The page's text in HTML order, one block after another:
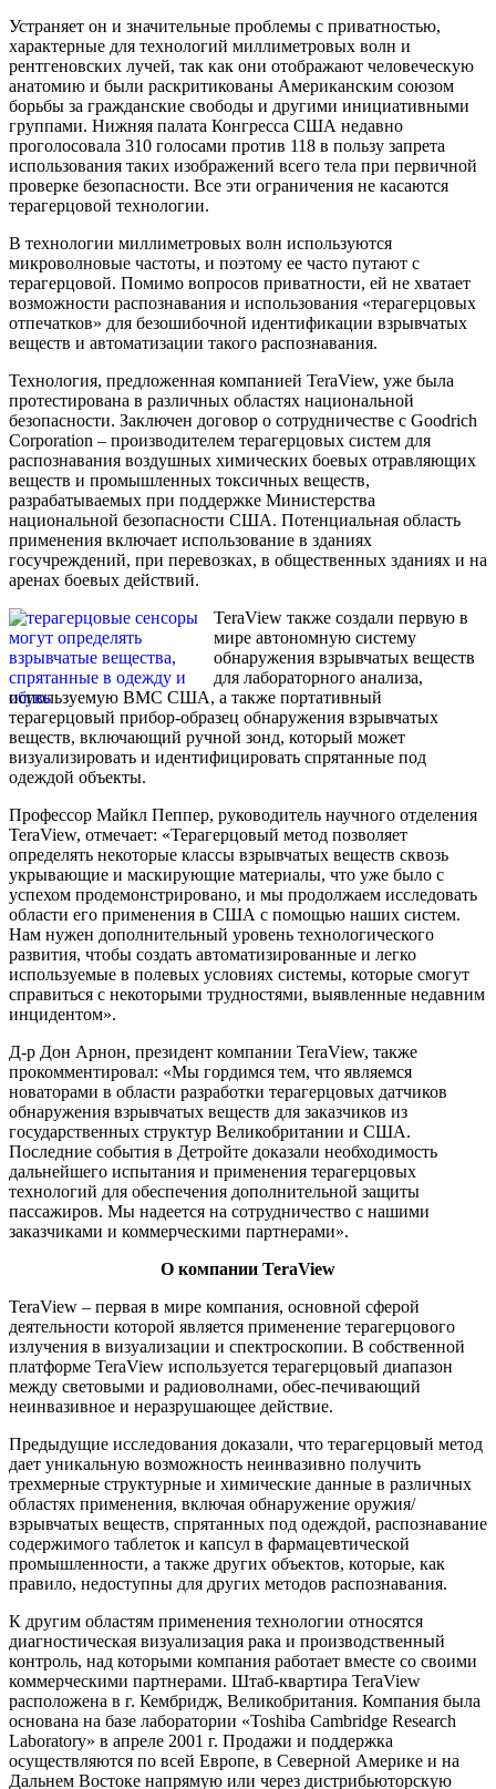
Устраняет он и значительные проблемы с приватностью,
характерные для технологий миллиметровых волн и
рентгеновских лучей, так как они отображают человеческую
анатомию и были раскритикованы Американским союзом
борьбы за гражданские свободы и другими инициативными
группами. Нижняя палата Конгресса США недавно
проголосовала 310 голосами против 118 в пользу запрета
использования таких изображений всего тела при первичной
проверке безопасности. Все эти ограничения не касаются
терагерцовой технологии.
В технологии миллиметровых волн используются
микроволновые частоты, и поэтому ее часто путают с
терагерцовой. Помимо вопросов приватности, ей не хватает
возможности распознавания и использования «терагерцовых
отпечатков» для безошибочной идентификации взрывчатых
веществ и автоматизации такого распознавания.
Технология, предложенная компанией TeraView, уже была
протестирована в различных областях национальной
безопасности. Заключен договор о сотрудничестве с Goodrich
Corporation – производителем терагерцовых систем для
распознавания воздушных химических боевых отравляющих
веществ и промышленных токсичных веществ,
разрабатываемых при поддержке Министерства
национальной безопасности США. Потенциальная область
применения включает использование в зданиях
госучреждений, при перевозках, в общественных зданиях и на
аренах боевых действий.
TeraView также создали первую в
мире автономную систему
обнаружения взрывчатых веществ
для лабораторного анализа,
используемую ВМС США, а также портативный
терагерцовый прибор-образец обнаружения взрывчатых
веществ, включающий ручной зонд, который может
визуализировать и идентифицировать спрятанные под
одеждой объекты.
Профессор Майкл Пеппер, руководитель научного отделения
TeraView, отмечает: «Терагерцовый метод позволяет
определять некоторые классы взрывчатых веществ сквозь
укрывающие и маскирующие материалы, что уже было с
успехом продемонстрировано, и мы продолжаем исследовать
области его применения в США с помощью наших систем.
Нам нужен дополнительный уровень технологического
развития, чтобы создать автоматизированные и легко
используемые в полевых условиях системы, которые смогут
справиться с некоторыми трудностями, выявленные недавним
инцидентом».
Д-р Дон Арнон, президент компании TeraView, также
прокомментировал: «Мы гордимся тем, что являемся
новаторами в области разработки терагерцовых датчиков
обнаружения взрывчатых веществ для заказчиков из
государственных структур Великобритании и США.
Последние события в Детройте доказали необходимость
дальнейшего испытания и применения терагерцовых
технологий для обеспечения дополнительной защиты
пассажиров. Мы надеется на сотрудничество с нашими
заказчиками и коммерческими партнерами».
О компании TeraView
TeraView – первая в мире компания, основной сферой
деятельности которой является применение терагерцового
излучения в визуализации и спектроскопии. В собственной
платформе TeraView используется терагерцовый диапазон
между световыми и радиоволнами, обес-печивающий
неинвазивное и неразрушающее действие.
Предыдущие исследования доказали, что терагерцовый метод
дает уникальную возможность неинвазивно получить
трехмерные структурные и химические данные в различных
областях применения, включая обнаружение оружия/
взрывчатых веществ, спрятанных под одеждой, распознавание
содержимого таблеток и капсул в фармацевтической
промышленности, а также других объектов, которые, как
правило, недоступны для других методов распознавания.
К другим областям применения технологии относятся
диагностическая визуализация рака и производственный
контроль, над которыми компания работает вместе со своими
коммерческими партнерами. Штаб-квартира TeraView
расположена в г. Кембридж, Великобритания. Компания была
основана на базе лаборатории «Toshiba Cambridge Research
Laboratory» в апреле 2001 г. Продажи и поддержка
осуществляются по всей Европе, в Северной Америке и на
Дальнем Востоке напрямую или через дистрибьюторскую